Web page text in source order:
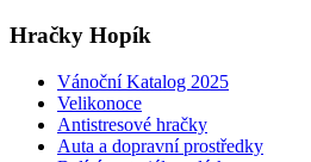
Hračky Hopík
Vánoční Katalog 2025
Velikonoce
Antistresové hračky
Auta a dopravní prostředky